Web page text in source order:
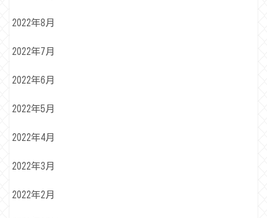
2022年8月
2022年7月
2022年6月
2022年5月
2022年4月
2022年3月
2022年2月